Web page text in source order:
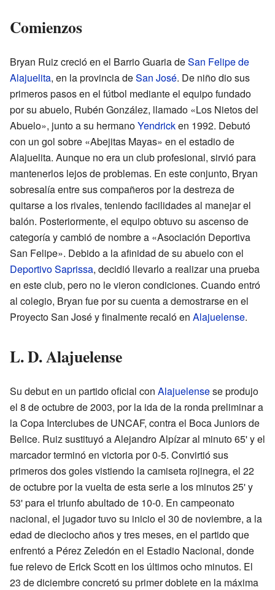
Comienzos
Bryan Ruiz creció en el Barrio Guaria deSan Felipe de
Alajuelita, en la provincia deSan José. De niño dio sus
primeros pasos en el fútbol mediante el equipo fundado
por su abuelo, Rubén González, llamado «Los Nietos del
Abuelo», junto a su hermanoYendricken 1992. Debutó
con un gol sobre «Abejitas Mayas» en el estadio de
Alajuelita. Aunque no era un club profesional, sirvió para
mantenerlos lejos de problemas. En este conjunto, Bryan
sobresalía entre sus compañeros por la destreza de
quitarse a los rivales, teniendo facilidades al manejar el
balón. Posteriormente, el equipo obtuvo su ascenso de
categoría y cambió de nombre a «Asociación Deportiva
San Felipe». Debido a la afinidad de su abuelo con el
Deportivo Saprissa, decidió llevarlo a realizar una prueba
en este club, pero no le vieron condiciones. Cuando entró
al colegio, Bryan fue por su cuenta a demostrarse en el
Proyecto San José y finalmente recaló en Alajuelense.
L. D. Alajuelense
Su debut en un partido oficial con Alajuelensese produjo
el 8 de octubre de 2003, por la ida de la ronda preliminar a
la Copa Interclubes de UNCAF, contra el Boca Juniors de
Belice. Ruiz sustituyó a Alejandro Alpízar al minuto 65' y el
marcador terminó en victoria por 0-5. Convirtió sus
primeros dos goles vistiendo la camiseta rojinegra, el 22
de octubre por la vuelta de esta serie a los minutos 25' y
53' para el triunfo abultado de 10-0. En campeonato
nacional, el jugador tuvo su inicio el 30 de noviembre, a la
edad de dieciocho años y tres meses, en el partido que
enfrentó a Pérez Zeledón en el Estadio Nacional, donde
fue relevo de Erick Scott en los últimos ocho minutos. El
23 de diciembre concretó su primer doblete en la máxima